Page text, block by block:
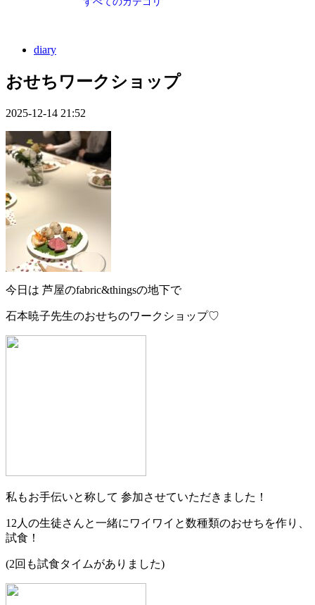
diary
おせちワークショップ
2025-12-14 21:52
今日は 芦屋のfabric&thingsの地下で
石本暁子先生のおせちのワークショップ♡
私もお手伝いと称して 参加させていただきました！
12人の生徒さんと一緒にワイワイと数種類のおせちを作り、
試食！
(2回も試食タイムがありました)